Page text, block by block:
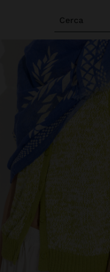
Cerca